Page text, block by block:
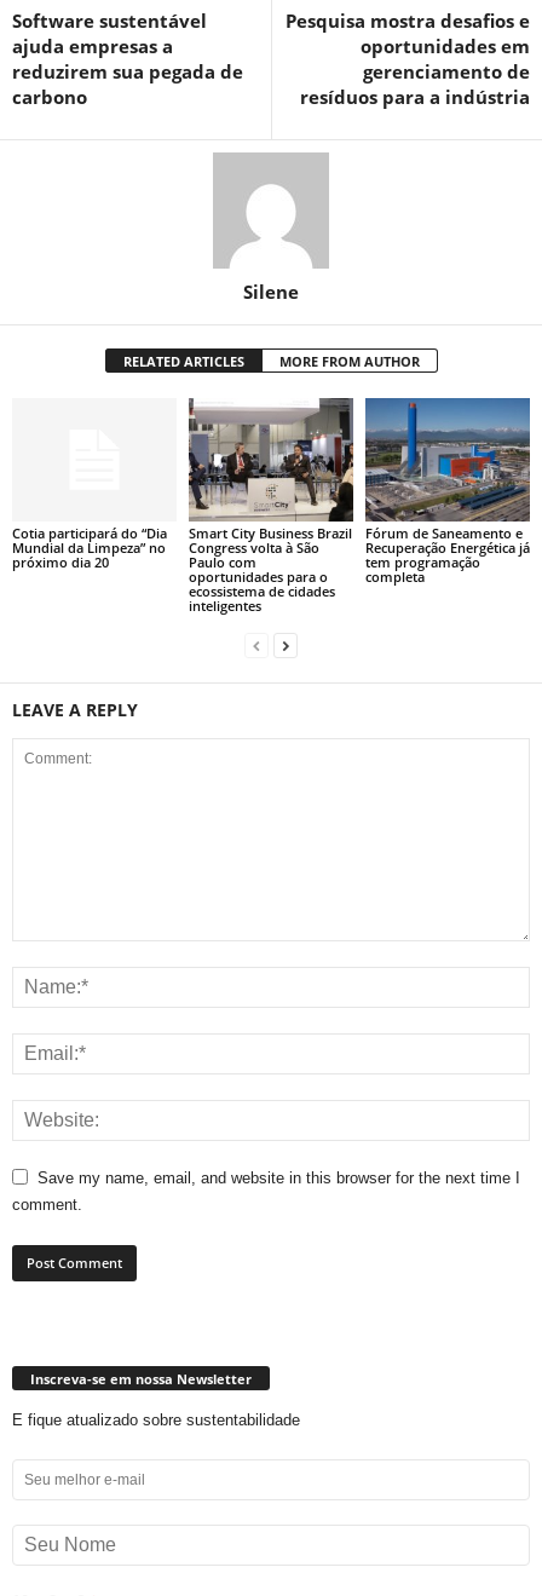
Software sustentável
ajuda empresas a
reduzirem sua pegada de
carbono
Pesquisa mostra desafios e
oportunidades em
gerenciamento de
resíduos para a indústria
Silene
RELATED ARTICLES MORE FROM AUTHOR
Cotia participará do “Dia
Mundial da Limpeza” no
próximo dia 20
Smart City Business Brazil
Congress volta à São
Paulo com
oportunidades para o
ecossistema de cidades
inteligentes
Fórum de Saneamento e
Recuperação Energética já
tem programação
completa
LEAVE A REPLY
Save my name, email, and website in this browser for the next time I
comment.
Inscreva-se em nossa Newsletter
E fique atualizado sobre sustentabilidade